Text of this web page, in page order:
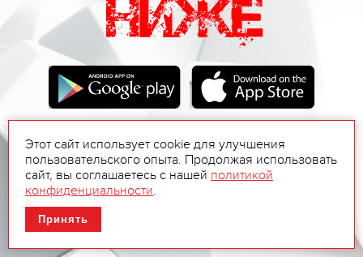
Этот сайт использует cookie для улучшения
пользовательского опыта. Продолжая использовать
сайт, вы соглашаетесь с нашей политикой
конфиденциальности.
Принять